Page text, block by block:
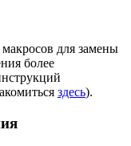
для замены
более
здесь).